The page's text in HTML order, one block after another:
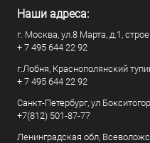
Наши адреса:
г. Москва, ул.8 Марта, д.1,
+ 7 495 644 22 92
г.Лобня, Краснополянский
+ 7 495 644 22 92
Санкт-Петербург, ул
+7(812) 501-87-77
Ленинградская обл,